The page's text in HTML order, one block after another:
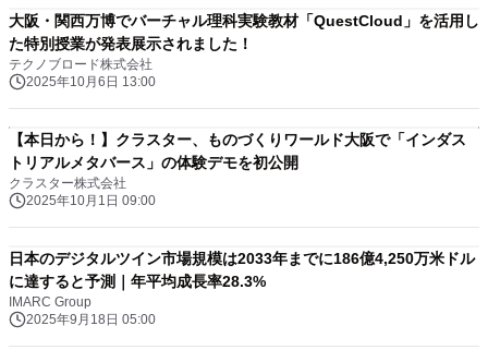
大阪・関西万博でバーチャル理科実験教材「QuestCloud」を活用し
た特別授業が発表展示されました！
テクノブロード株式会社
2025年10月6日 13:00
【本日から！】クラスター、ものづくりワールド大阪で「インダス
トリアルメタバース」の体験デモを初公開
クラスター株式会社
2025年10月1日 09:00
日本のデジタルツイン市場規模は2033年までに186億4,250万米ドル
に達すると予測｜年平均成長率28.3%
IMARC Group
2025年9月18日 05:00